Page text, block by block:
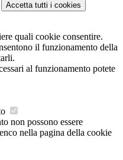
Accetta tutti i cookies
quali cookie consentire.
il funzionamento della
al funzionamento potete
non possono essere
nella pagina della cookie